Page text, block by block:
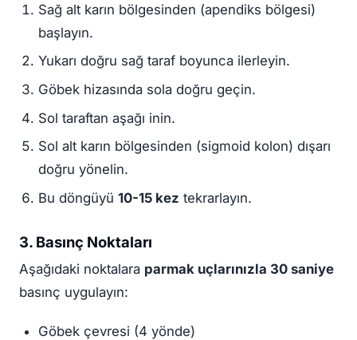
Sağ alt karın bölgesinden (apendiks bölgesi)
başlayın.
Yukarı doğru sağ taraf boyunca ilerleyin.
Göbek hizasında sola doğru geçin.
Sol taraftan aşağı inin.
Sol alt karın bölgesinden (sigmoid kolon) dışarı
doğru yönelin.
Bu döngüyü 10-15 kez tekrarlayın.
3. Basınç Noktaları
Aşağıdaki noktalara parmak uçlarınızla 30 saniye
basınç uygulayın:
Göbek çevresi (4 yönde)